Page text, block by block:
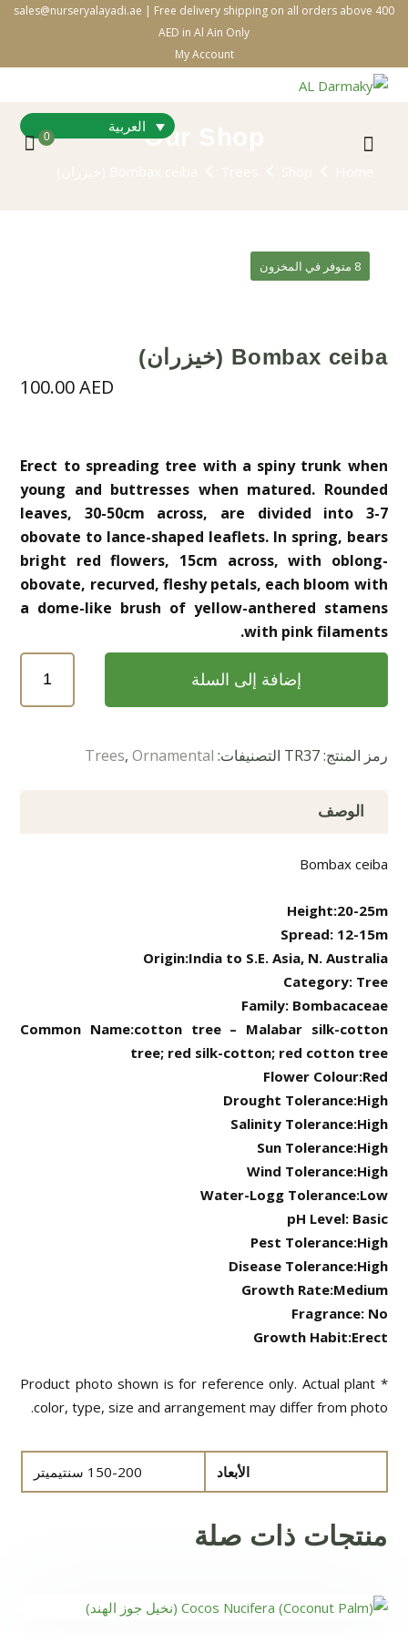
sales@nurseryalayadi.ae | Free delivery shipping on all orders above 400
AED in Al Ain Only
My Account
العربية
0 Our Shop
Bombax ceiba (خيزران)
100.00AED
Erect to spreading tree with a spiny trunk when
young and buttresses when matured. Rounded
leaves, 30-50cm across, are divided into 3-7
obovate to lance-shaped leaflets. In spring, bears
bright red flowers, 15cm across, with oblong-
obovate, recurved, fleshy petals, each bloom with
a dome-like brush of yellow-anthered stamens
with pink filaments.
8 متوفر في المخزون
Bombax
ceiba
إضافة إلى السلة
رمز المنتج:TR37 التصنيفات: Trees, Ornamental
الوصف
Bombax ceiba
Height:20-25m
Spread: 12-15m
Origin:India to S.E. Asia, N. Australia
Category: Tree
Family: Bombacaceae
Common Name:cotton tree – Malabar silk-cotton
tree; red silk-cotton; red cotton tree
Flower Colour:Red
Drought Tolerance:High
Salinity Tolerance:High
Sun Tolerance:High
Wind Tolerance:High
Water-Logg Tolerance:Low
pH Level: Basic
Pest Tolerance:High
Disease Tolerance:High
Growth Rate:Medium
Fragrance: No
Growth Habit:Erect
* Product photo shown is for reference only. Actual plant
color, type, size and arrangement may differ from photo.
الأبعاد 150-200 سنتيميتر
منتجات ذات صلة